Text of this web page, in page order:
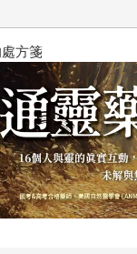
2026上半年暢銷榜